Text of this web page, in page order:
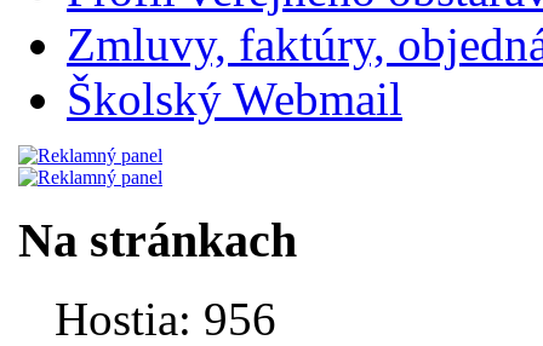
Zmluvy, faktúry,
Školský Webmail
Na stránkach
Hostia: 956